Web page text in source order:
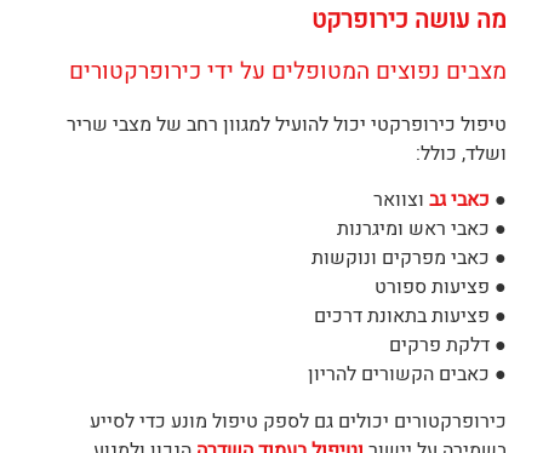
מה עושה כירופרקט
מצבים נפוצים המטופלים על ידי כירופרקטורים
טיפול כירופרקטי יכול להועיל למגוון רחב של מצבי שריר
ושלד, כולל:
● כאבי גב וצוואר
● כאבי ראש ומיגרנות
● כאבי מפרקים ונוקשות
● פציעות ספורט
● פציעות בתאונת דרכים
● דלקת פרקים
● כאבים הקשורים להריון
כירופרקטורים יכולים גם לספק טיפול מונע כדי לסייע